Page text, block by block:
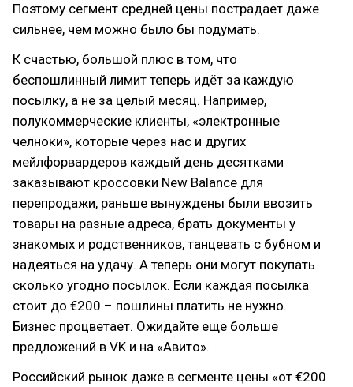
Поэтому сегмент средней цены пострадает даже
сильнее, чем можно было бы подумать.
К счастью, большой плюс в том, что
беспошлинный лимит теперь идёт за каждую
посылку, а не за целый месяц. Например,
полукоммерческие клиенты, «электронные
челноки», которые через нас и других
мейлфорвардеров каждый день десятками
заказывают кроссовки New Balance для
перепродажи, раньше вынуждены были ввозить
товары на разные адреса, брать документы у
знакомых и родственников, танцевать с бубном и
надеяться на удачу. А теперь они могут покупать
сколько угодно посылок. Если каждая посылка
стоит до €200 – пошлины платить не нужно.
Бизнес процветает. Ожидайте еще больше
предложений в VK и на «Авито».
Российский рынок даже в сегменте цены «от €200